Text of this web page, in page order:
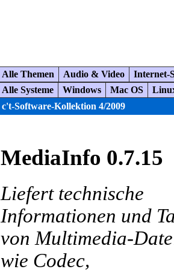
Alle Themen Audio & Video
Internet-
Alle Systeme
Windows Mac OS
c't-Software-Kollektion 4/2009
MediaInfo 0.7.15
Liefert technische
Informationen und
von Multimedia-
wie Codec,